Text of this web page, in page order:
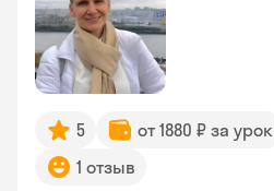
5 от 1880 ₽ за урок
1 отзыв